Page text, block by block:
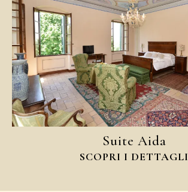
Suite Aida
SCOPRI I DETTAGLI